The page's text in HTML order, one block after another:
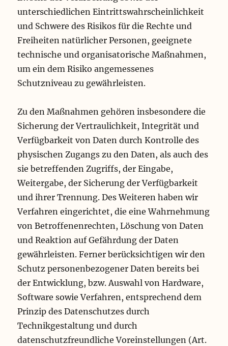
unterschiedlichen Eintrittswahrscheinlichkeit
und Schwere des Risikos für die Rechte und
Freiheiten natürlicher Personen, geeignete
technische und organisatorische Maßnahmen,
um ein dem Risiko angemessenes
Schutzniveau zu gewährleisten.
Zu den Maßnahmen gehören insbesondere die
Sicherung der Vertraulichkeit, Integrität und
Verfügbarkeit von Daten durch Kontrolle des
physischen Zugangs zu den Daten, als auch des
sie betreffenden Zugriffs, der Eingabe,
Weitergabe, der Sicherung der Verfügbarkeit
und ihrer Trennung. Des Weiteren haben wir
Verfahren eingerichtet, die eine Wahrnehmung
von Betroffenenrechten, Löschung von Daten
und Reaktion auf Gefährdung der Daten
gewährleisten. Ferner berücksichtigen wir den
Schutz personenbezogener Daten bereits bei
der Entwicklung, bzw. Auswahl von Hardware,
Software sowie Verfahren, entsprechend dem
Prinzip des Datenschutzes durch
Technikgestaltung und durch
datenschutzfreundliche Voreinstellungen (Art.